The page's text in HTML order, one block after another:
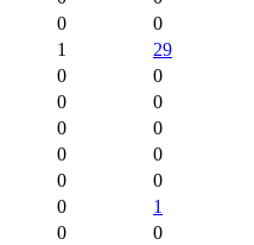
0 0
1 29
0 0
0 0
0 0
0 0
0 0
0 1
0 0